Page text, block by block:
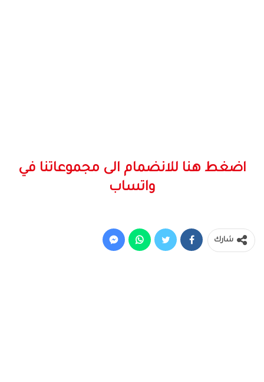
اضغط هنا للانضمام الى مجموعاتنا في
واتساب
شارك